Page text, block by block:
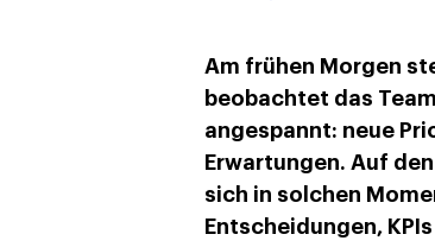
Am frühen Morgen
beobachtet das
angespannt: neue
Erwartungen. Auf
sich in solchen
Entscheidungen,